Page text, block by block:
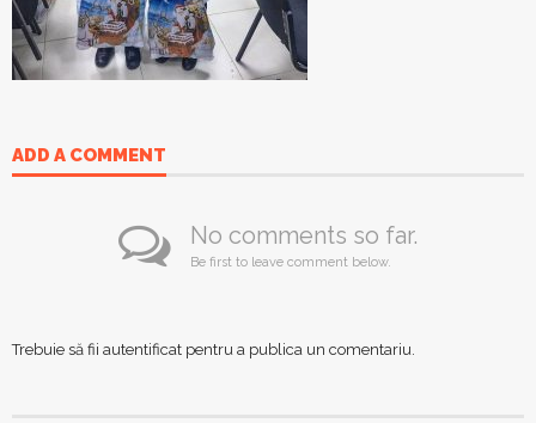
ADD A COMMENT
No comments so far.
Be first to leave comment below.
Trebuie să fii autentificat pentru a publica un comentariu.